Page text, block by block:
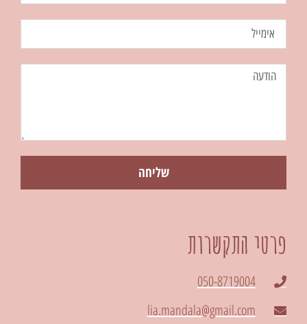
שליחה
פרטי התקשרות
050-8719004
lia.mandala@gmail.com